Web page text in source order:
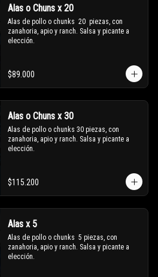
Alas o Chuns x 20
Alas de pollo o chunks  20  piezas, con
zanahoria, apio y ranch. Salsa y picante a
elección.
$89.000
Alas o Chuns x 30
Alas de pollo o chunks 30 piezas, con
zanahoria, apio y ranch. Salsa y picante a
elección.
$115.200
Alas x 5
Alas de pollo o chunks  5 piezas, con
zanahoria, apio y ranch. Salsa y picante a
elección.